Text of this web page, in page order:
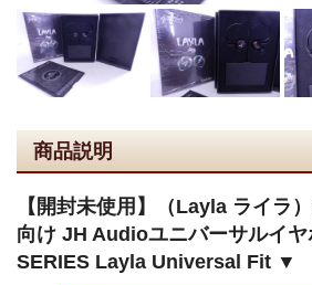
商品説明
【開封未使用】（Layla ライラ
向け JH Audioユニバーサルイ
SERIES Layla Universal Fit ▼